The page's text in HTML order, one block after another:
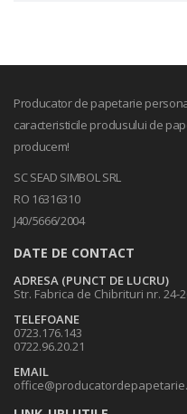
Producator de papetarie
caracteristicile produsului de
producem!
SC SEAD SIMBOL SRL
RO 16316310
J40/5666/2004
DATE DE CONTACT
ADRESA (PUNCT DE LUCRU)
Str. Fabrica de Chibrituri nr. 24-
TELEFOANE
0723.176.143
0722.96.20.21
EMAIL